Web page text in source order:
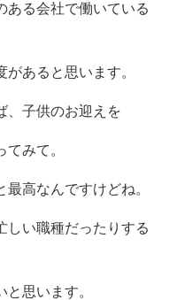
ある会社で働いている
あると思います。
、子供のお迎えを
みて。
高なんですけどね。
しい職種だったりする
思います。